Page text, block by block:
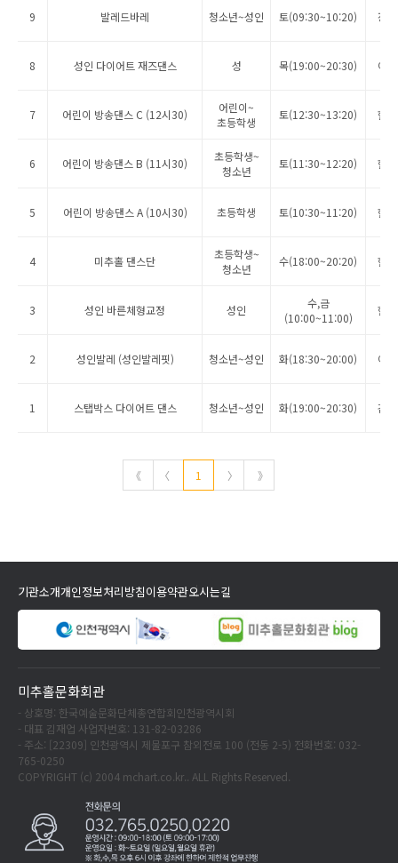
9 발레드바레 청소년~성인 토(09:30~10:20) 장
8 성인 다이어트 재즈댄스 성 목(19:00~20:30) 이
7 어린이 방송댄스 C (12시30)
어린이~
초등학생
토(12:30~13:20) 현
6 어린이 방송댄스 B (11시30)
초등학생~
청소년
토(11:30~12:20) 현
5 어린이 방송댄스 A (10시30) 초등학생 토(10:30~11:20) 현
4 미추홀 댄스단
초등학생~
청소년
수(18:00~20:20) 현
3 성인 바른체형교정 성인
수,금
(10:00~11:00)
현
2 성인발레 (성인발레핏) 청소년~성인 화(18:30~20:00) 이
1 스탭박스 다이어트 댄스 청소년~성인 화(19:00~20:30) 김
《 〈 1 〉 》
기관소개개인정보처리방침이용약관오시는길
미추홀문화회관
- 상호명: 한국예술문화단체총연합회인천광역시회
- 대표 김재업 사업자번호: 131-82-03286
- 주소: [22309] 인천광역시 제물포구 참외전로 100 (전동 2-5) 전화번호: 032-
765-0250
COPYRIGHT (c) 2004 mchart.co.kr.. ALL Rights Reserved.